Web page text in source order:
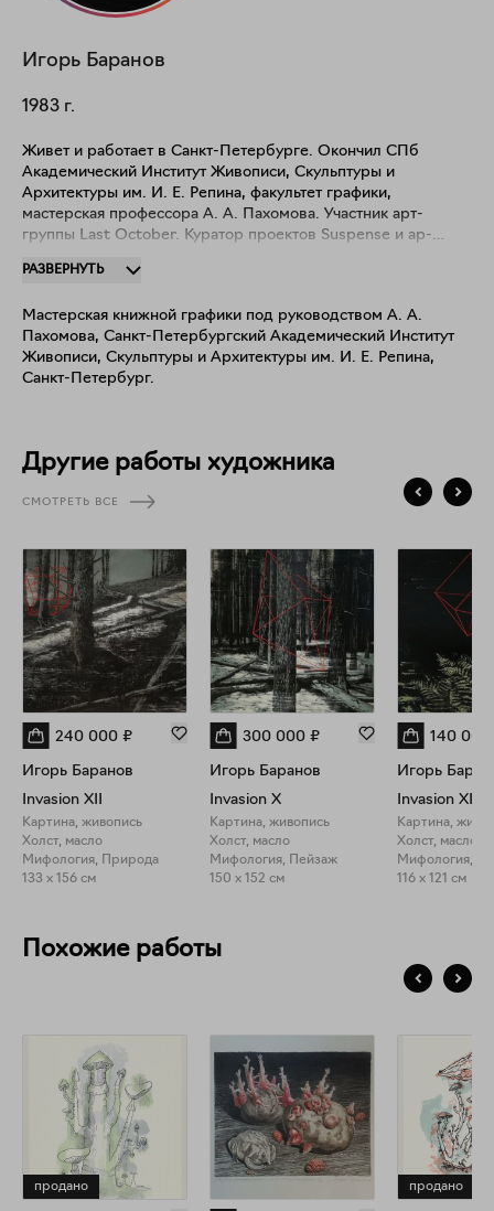
Игорь Баранов
1983 г.
Живет и работает в Санкт-Петербурге. Окончил СПб
Академический Институт Живописи, Скульптуры и
Архитектуры им. И. Е. Репина, факультет графики,
мастерская профессора А. А. Пахомова. Участник арт-
группы Last October. Куратор проектов Suspense и ар-
персональные. Преподает в Repin Institutti, Котка,
РАЗВЕРНУТЬ
Мастерская книжной графики под руководством А. А.
Пахомова, Санкт-Петербургский Академический Институт
Живописи, Скульптуры и Архитектуры им. И. Е. Репина,
Санкт-Петербург.
Другие работы художника
СМОТРЕТЬ ВСЕ
240 000 ₽
Игорь Баранов
Invasion XII
Картина, живопись
Холст, масло
Мифология, Природа
133 x 156 см
300 000 ₽
Игорь Баранов
Invasion X
Картина, живопись
Холст, масло
Мифология, Пейзаж
150 x 152 см
140 000
Игорь
Invasion XI
Картина,
Холст, масло
Мифология,
116 x 121 см
Похожие работы
продано продано